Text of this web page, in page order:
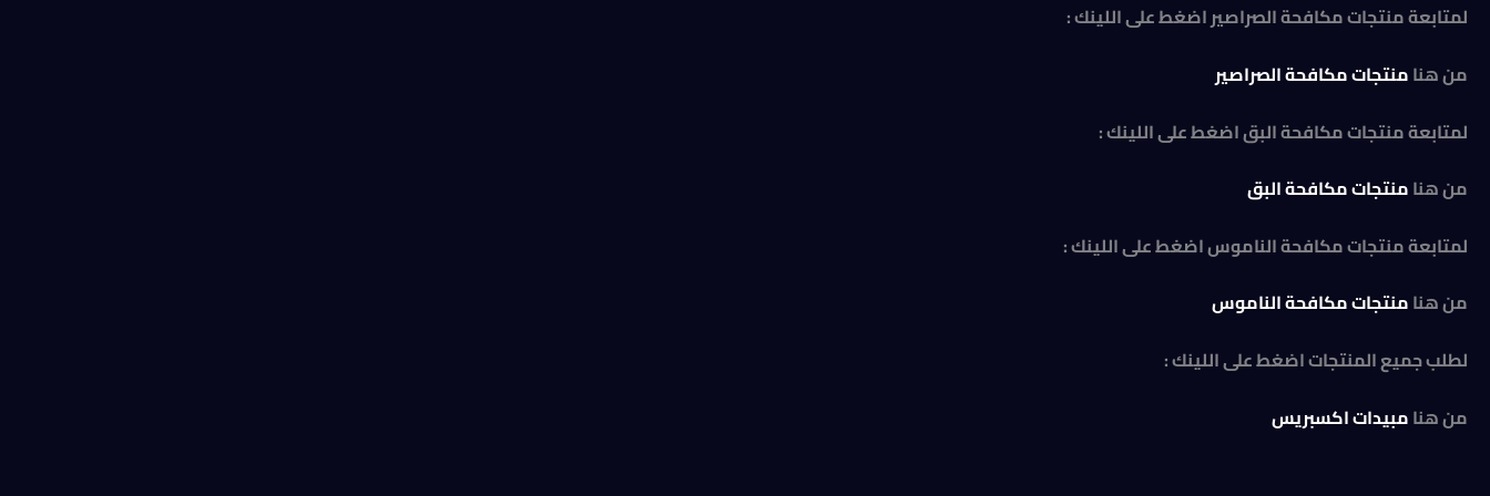
لمتابعة منتجات مكافحة الصراصير اضغط على اللينك :
من هنامنتجات مكافحة الصراصير
لمتابعة منتجات مكافحة البق اضغط على اللينك :
من هنامنتجات مكافحة البق
لمتابعة منتجات مكافحة الناموس اضغط على اللينك :
من هنامنتجات مكافحة الناموس
لطلب جميع المنتجات اضغط على اللينك :
من هنامبيدات اكسبريس